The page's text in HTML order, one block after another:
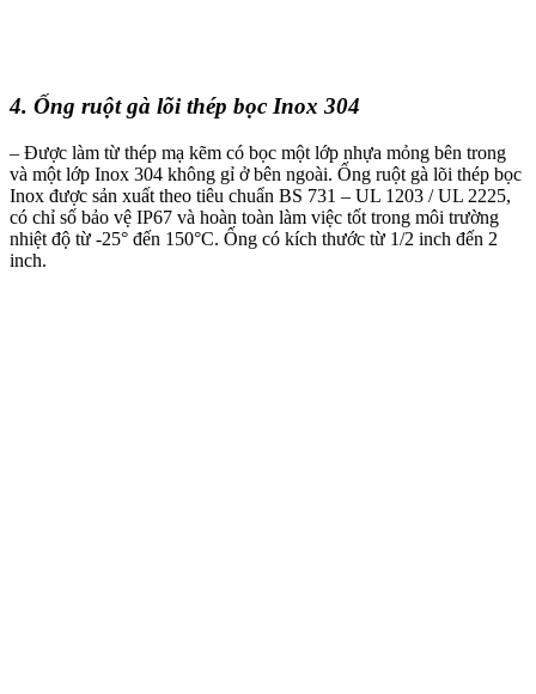
4. Ống ruột gà lõi thép bọc Inox 304
– Được làm từ thép mạ kẽm có bọc một lớp nhựa mỏng bên trong
và một lớp Inox 304 không gỉ ở bên ngoài. Ống ruột gà lõi thép bọc
Inox được sản xuất theo tiêu chuẩn BS 731 – UL 1203 / UL 2225,
có chỉ số bảo vệ IP67 và hoàn toàn làm việc tốt trong môi trường
nhiệt độ từ -25° đến 150°C. Ống có kích thước từ 1/2 inch đến 2
inch.